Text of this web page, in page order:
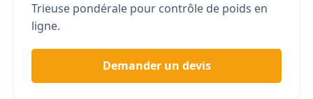
Trieuse pondérale pour contrôle de poids en
ligne.
Demander un devis